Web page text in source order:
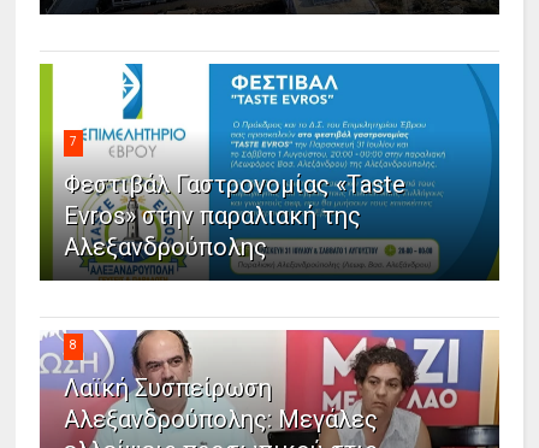
7
Φεστιβάλ Γαστρονομίας «Taste
Evros» στην παραλιακή της
Αλεξανδρούπολης
8
Λαϊκή Συσπείρωση
Αλεξανδρούπολης: Μεγάλες